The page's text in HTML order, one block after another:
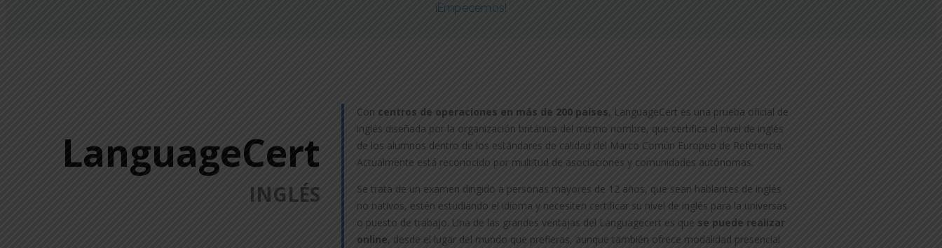
¡Empecemos!
LanguageCert
INGLÉS
Con centros de operaciones en más de 200 países, LanguageCert es una prueba oficial de
inglés diseñada por la organización británica del mismo nombre, que certifica el nivel de inglés
de los alumnos dentro de los estándares de calidad del Marco Común Europeo de Referencia.
Actualmente está reconocido por multitud de asociaciones y comunidades autónomas.
Se trata de un examen dirigido a personas mayores de 12 años, que sean hablantes de inglés
no nativos, estén estudiando el idioma y necesiten certificar su nivel de inglés para la universas
o puesto de trabajo. Una de las grandes ventajas del Languagecert es que se puede realizar
online, desde el lugar del mundo que prefieras, aunque también ofrece modalidad presencial